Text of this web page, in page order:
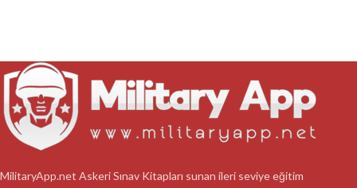
MilitaryApp.net Askeri Sınav Kitapları sunan ileri seviye eğitim